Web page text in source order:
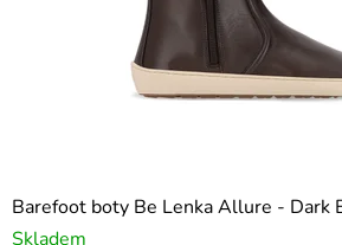
Barefoot boty Be Lenka Allure - Dark
Skladem